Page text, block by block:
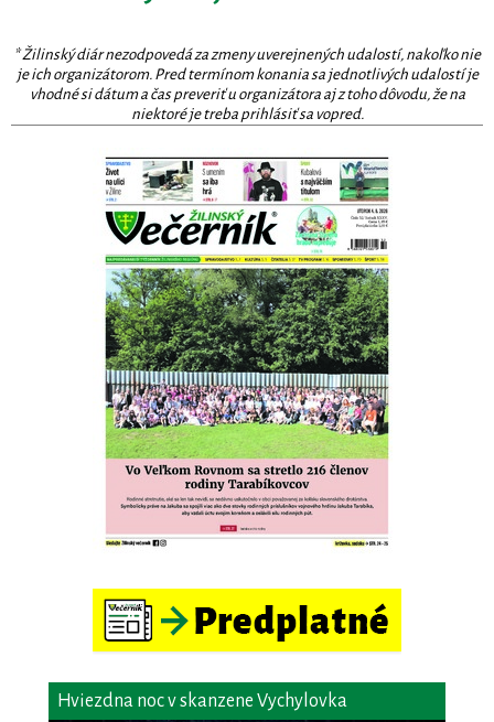
* Žilinský diár nezodpovedá za zmeny uverejnených udalostí, nakoľko nie
je ich organizátorom. Pred termínom konania sa jednotlivých udalostí je
vhodné si dátum a čas preveriť u organizátora aj z toho dôvodu, že na
niektoré je treba prihlásiť sa vopred.
Hviezdna noc v skanzene Vychylovka